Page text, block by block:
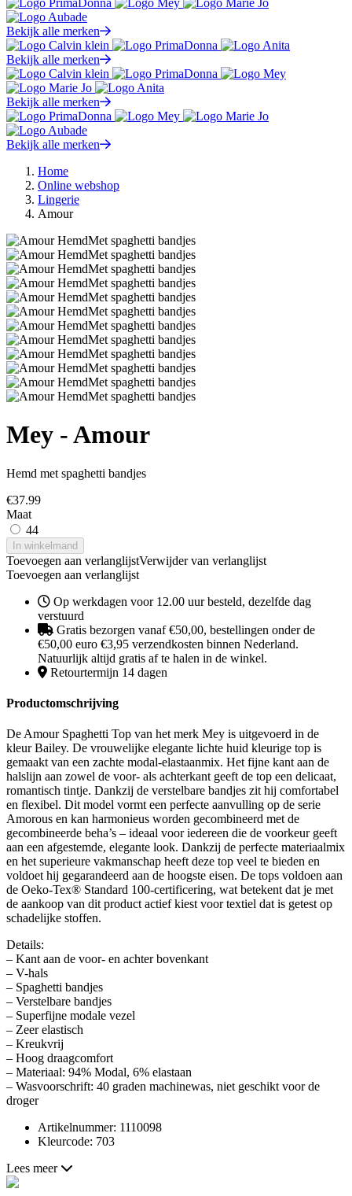
Bekijk alle merken
Bekijk alle merken
Bekijk alle merken
Bekijk alle merken
Home
Online webshop
Lingerie
Amour
Mey - Amour
Hemd met spaghetti bandjes
€37.99
Maat
44
In winkelmand
Toevoegen aan verlanglijstVerwijder van verlanglijst
Toevoegen aan verlanglijst
Op werkdagen voor 12.00 uur besteld, dezelfde dag
verstuurd
Gratis bezorgen vanaf €50,00, bestellingen onder de
€50,00 euro €3,95 verzendkosten binnen Nederland.
Natuurlijk altijd gratis af te halen in de winkel.
Retourtermijn 14 dagen
Productomschrijving
De Amour Spaghetti Top van het merk Mey is uitgevoerd in de
kleur Bailey. De vrouwelijke elegante lichte huid kleurige top is
gemaakt van een zachte modal-elastaanmix. Het fijne kant aan de
halslijn aan zowel de voor- als achterkant geeft de top een delicaat,
romantisch tintje. Dankzij de verstelbare bandjes zit hij comfortabel
en flexibel. Dit model vormt een perfecte aanvulling op de serie
Amorous en kan harmonieus worden gecombineerd met de
gecombineerde beha’s – ideaal voor iedereen die de voorkeur geeft
aan een afgestemde, elegante look. Dankzij de perfecte materiaalmix
en het superieure vakmanschap heeft deze top veel te bieden en
voldoet hij gegarandeerd aan de hoogste eisen. De tops voldoen aan
de Oeko-Tex® Standard 100-certificering, wat betekent dat je met
de aankoop van dit product actief kiest voor textiel dat is getest op
schadelijke stoffen.
Details:
– Kant aan de voor- en achter bovenkant
– V-hals
– Spaghetti bandjes
– Verstelbare bandjes
– Superfijne modale vezel
– Zeer elastisch
– Kreukvrij
– Hoog draagcomfort
– Materiaal: 94% Modal, 6% elastaan
– Wasvoorschrift: 40 graden machinewas, niet geschikt voor de
droger
Artikelnummer: 1110098
Kleurcode: 703
Lees meer